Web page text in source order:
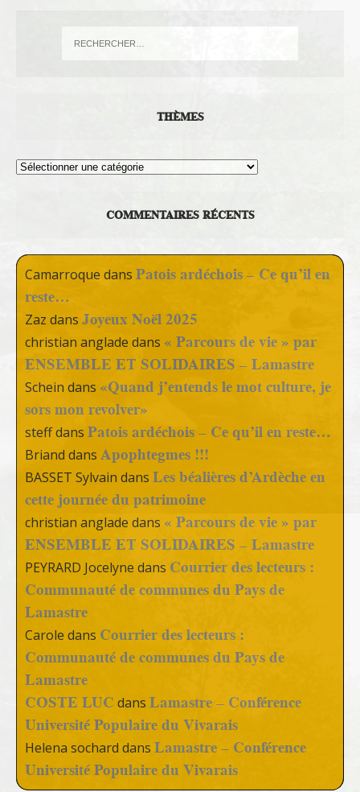
THÈMES
Thèmes
COMMENTAIRES RÉCENTS
Camarroque dans Patois ardéchois – Ce qu’il en
reste…
Zaz dans Joyeux Noël 2025
christian anglade dans « Parcours de vie » par
ENSEMBLE ET SOLIDAIRES – Lamastre
Schein dans «Quand j’entends le mot culture, je
sors mon revolver»
steffdans Patois ardéchois – Ce qu’il en reste…
Briand dans Apophtegmes !!!
BASSET Sylvain dans Les béalières d’Ardèche en
cette journée du patrimoine
christian anglade dans « Parcours de vie » par
ENSEMBLE ET SOLIDAIRES – Lamastre
PEYRARD Jocelyne dans Courrier des lecteurs :
Communauté de communes du Pays de
Lamastre
Carole dans Courrier des lecteurs :
Communauté de communes du Pays de
Lamastre
COSTE LUC dans Lamastre – Conférence
Université Populaire du Vivarais
Helena sochard dans Lamastre – Conférence
Université Populaire du Vivarais